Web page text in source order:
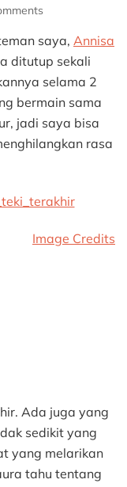
Teki
Terakhir
saya, Annisa
ditutup sekali
selama 2
bermain sama
jadi saya bisa
rasa
Image Credits
Ada juga yang
sedikit yang
yang melarikan
tahu tentang